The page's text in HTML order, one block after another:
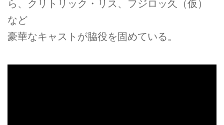
ら、クリトリック・リス、フジロッ久（仮）
など
豪華なキャストが脇役を固めている。